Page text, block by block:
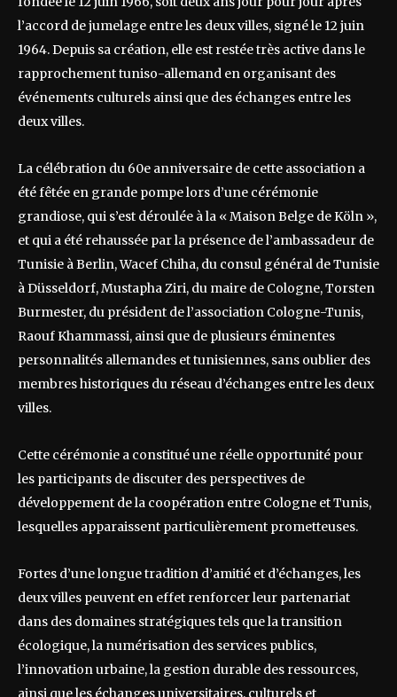
l’accord de jumelage entre les deux villes, signé le 12 juin
1964. Depuis sa création, elle est restée très active dans le
rapprochement tuniso-allemand en organisant des
événements culturels ainsi que des échanges entre les
deux villes.
La célébration du 60e anniversaire de cette association a
été fêtée en grande pompe lors d’une cérémonie
grandiose, qui s’est déroulée à la « Maison Belge de Köln »,
et qui a été rehaussée par la présence de l’ambassadeur de
Tunisie à Berlin, Wacef Chiha, du consul général de Tunisie
à Düsseldorf, Mustapha Ziri, du maire de Cologne, Torsten
Burmester, du président de l’association Cologne-Tunis,
Raouf Khammassi, ainsi que de plusieurs éminentes
personnalités allemandes et tunisiennes, sans oublier des
membres historiques du réseau d’échanges entre les deux
villes.
Cette cérémonie a constitué une réelle opportunité pour
les participants de discuter des perspectives de
développement de la coopération entre Cologne et Tunis,
lesquelles apparaissent particulièrement prometteuses.
Fortes d’une longue tradition d’amitié et d’échanges, les
deux villes peuvent en effet renforcer leur partenariat
dans des domaines stratégiques tels que la transition
écologique, la numérisation des services publics,
l’innovation urbaine, la gestion durable des ressources,
ainsi que les échanges universitaires, culturels et